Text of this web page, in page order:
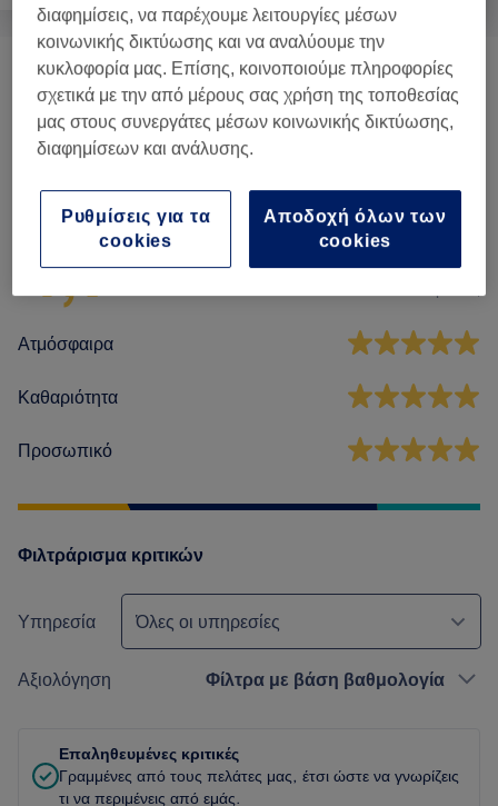
Μασάζ (3) από € 10
4,9
Ατμόσφαιρα
Καθαριότητα
Προσωπικό
Φιλτράρισμα κριτικών
Υπηρεσία Όλες οι υπηρεσίες
Αξιολόγηση Φίλτρα με βάση βαθμολογία
Επαληθευμένες κριτικές
Γραμμένες από τους πελάτες μας, έτσι ώστε να γνωρίζεις
τι να περιμένεις από εμάς.
διαφημίσεις, να παρέχουμε λειτουργίες μέσων
κοινωνικής δικτύωσης και να αναλύουμε την
κυκλοφορία μας. Επίσης, κοινοποιούμε πληροφορίες
σχετικά με την από μέρους σας χρήση της τοποθεσίας
μας στους συνεργάτες μέσων κοινωνικής δικτύωσης,
διαφημίσεων και ανάλυσης.
Αποδοχή όλων των
cookies
Ρυθμίσεις για τα
cookies